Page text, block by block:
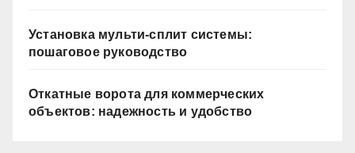
Установка мульти-сплит системы:
пошаговое руководство
Откатные ворота для коммерческих
объектов: надежность и удобство